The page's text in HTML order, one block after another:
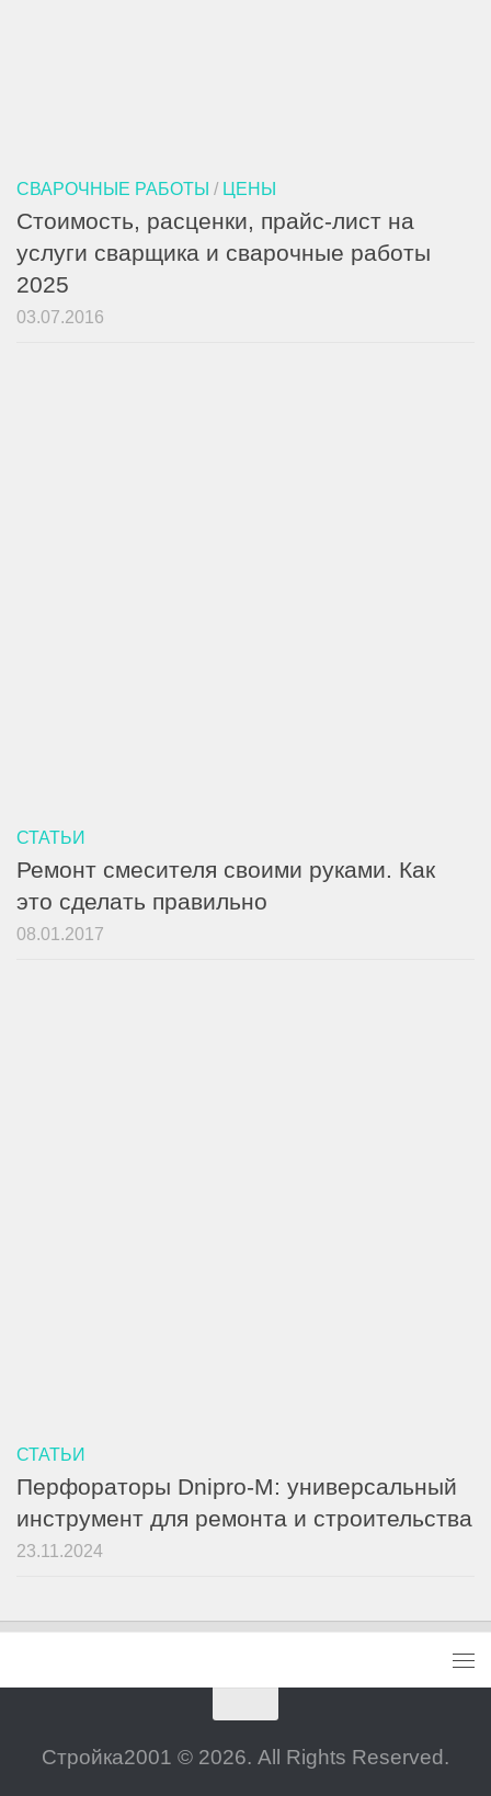
СВАРОЧНЫЕ РАБОТЫ / ЦЕНЫ
Стоимость, расценки, прайс-лист на
услуги сварщика и сварочные работы
2025
03.07.2016
СТАТЬИ
Ремонт смесителя своими руками. Как
это сделать правильно
08.01.2017
СТАТЬИ
Перфораторы Dnipro-M: универсальный
инструмент для ремонта и строительства
23.11.2024
Стройка2001 © 2026. All Rights Reserved.